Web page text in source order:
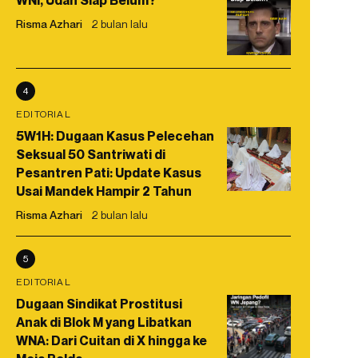
Risma Azhari 2 bulan lalu
4
EDITORIAL
5W1H: Dugaan Kasus Pelecehan
Seksual 50 Santriwati di
Pesantren Pati: Update Kasus
Usai Mandek Hampir 2 Tahun
Risma Azhari 2 bulan lalu
5
EDITORIAL
Dugaan Sindikat Prostitusi
Anak di Blok M yang Libatkan
WNA: Dari Cuitan di X hingga ke